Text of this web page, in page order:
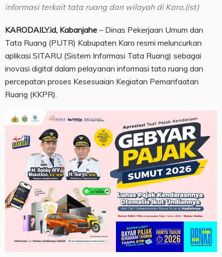
informasi terkait tata ruang dan wilayah di Karo.(ist)
KARODAILY.id, Kabanjahe – Dinas Pekerjaan Umum dan
Tata Ruang (PUTR) Kabupaten Karo resmi meluncurkan
aplikasi SITARU (Sistem Informasi Tata Ruang) sebagai
inovasi digital dalam pelayanan informasi tata ruang dan
percepatan proses Kesesuaian Kegiatan Pemanfaatan
Ruang (KKPR).